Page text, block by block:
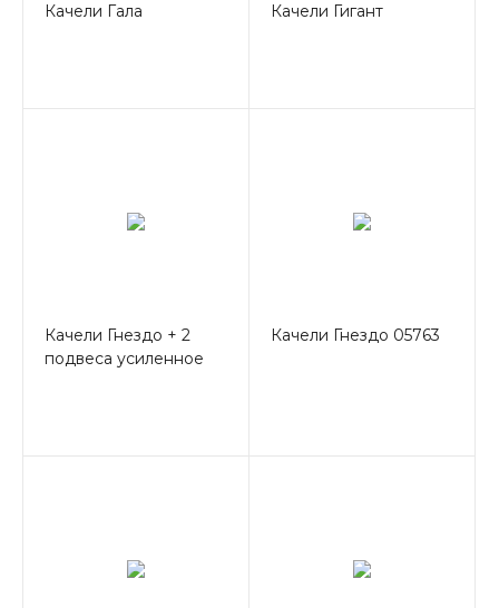
Качели Гала Качели Гигант
Качели Гнездо + 2
подвеса усиленное
Качели Гнездо 05763